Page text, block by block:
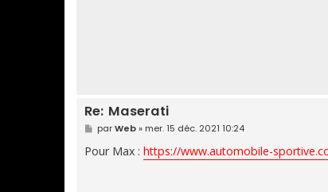
Re: Maserati
M
e
s
s
parWeb» mer. 15 déc. 2021 10:24
Pour Max : https://www.automobile-